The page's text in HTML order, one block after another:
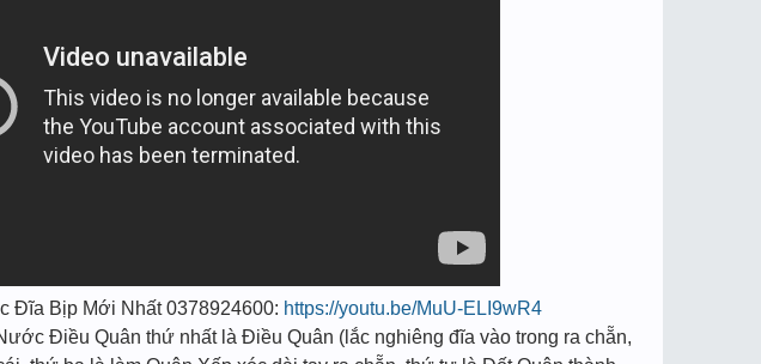
Đĩa Bịp Mới Nhất 0378924600: https://youtu.be/MuU-ELI9wR4
Điều Quân thứ nhất là Điều Quân (lắc nghiêng đĩa vào trong ra chẵn,